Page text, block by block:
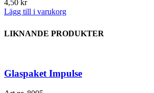
4,50 kr
Lägg till i varukorg
LIKNANDE PRODUKTER
Glaspaket Impulse